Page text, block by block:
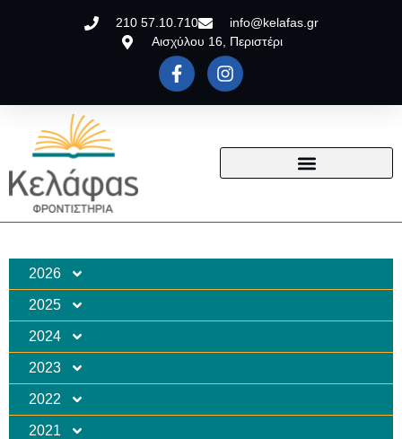
210 57.10.710
info@kelafas.gr
Αισχύλου 16, Περιστέρι
2026
2025
2024
2023
2022
2021